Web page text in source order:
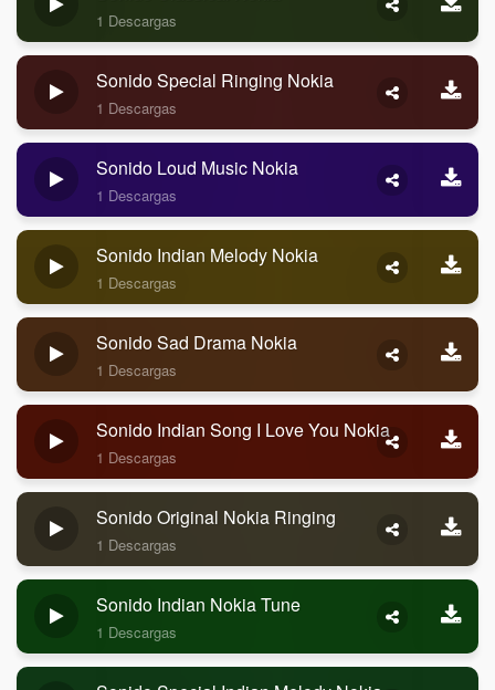
1 Descargas
Sonido Special Ringing Nokia
1 Descargas
Sonido Loud Music Nokia
1 Descargas
Sonido Indian Melody Nokia
1 Descargas
Sonido Sad Drama Nokia
1 Descargas
Sonido Indian Song I Love You Nokia
1 Descargas
Sonido Original Nokia Ringing
1 Descargas
Sonido Indian Nokia Tune
1 Descargas